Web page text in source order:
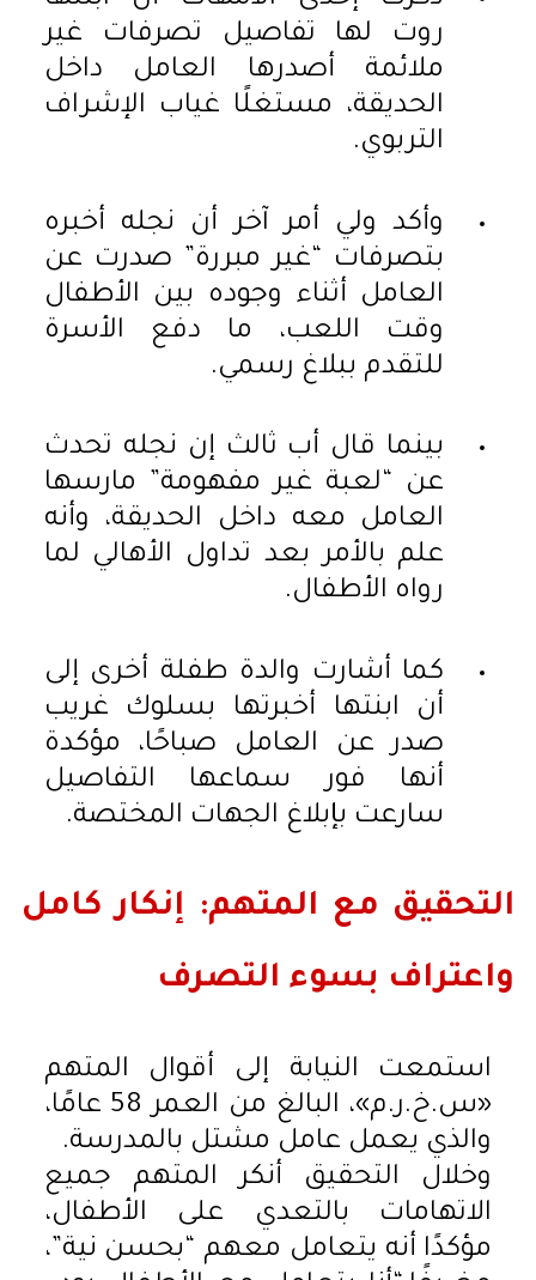
روت لها تفاصيل تصرفات غير
ملائمة أصدرها العامل داخل
الحديقة، مستغلًا غياب الإشراف
التربوي.
وأكد ولي أمر آخر أن نجله أخبره
بتصرفات “غير مبررة” صدرت عن
العامل أثناء وجوده بين الأطفال
وقت اللعب، ما دفع الأسرة
للتقدم ببلاغ رسمي.
بينما قال أب ثالث إن نجله تحدث
عن “لعبة غير مفهومة” مارسها
العامل معه داخل الحديقة، وأنه
علم بالأمر بعد تداول الأهالي لما
رواه الأطفال.
كما أشارت والدة طفلة أخرى إلى
أن ابنتها أخبرتها بسلوك غريب
صدر عن العامل صباحًا، مؤكدة
أنها فور سماعها التفاصيل
سارعت بإبلاغ الجهات المختصة.
التحقيق مع المتهم: إنكار كامل
واعتراف بسوء التصرف
استمعت النيابة إلى أقوال المتهم
«س.خ.ر.م»، البالغ من العمر 58 عامًا،
والذي يعمل عامل مشتل بالمدرسة.
وخلال التحقيق أنكر المتهم جميع
الاتهامات بالتعدي على الأطفال،
مؤكدًا أنه يتعامل معهم “بحسن نية”،